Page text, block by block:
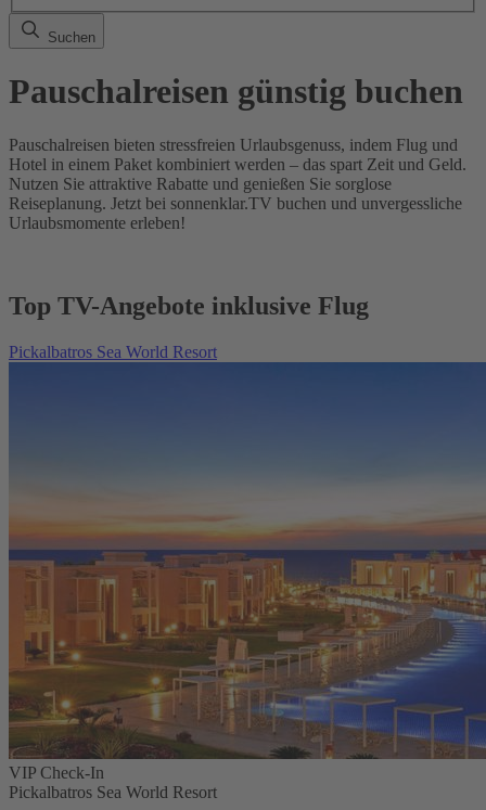
Suchen
Pauschalreisen günstig buchen
Pauschalreisen bieten stressfreien Urlaubsgenuss, indem Flug und
Hotel in einem Paket kombiniert werden – das spart Zeit und Geld.
Nutzen Sie attraktive Rabatte und genießen Sie sorglose
Reiseplanung. Jetzt bei sonnenklar.TV buchen und unvergessliche
Urlaubsmomente erleben!
Top TV-Angebote inklusive Flug
Pickalbatros Sea World Resort
VIP Check-In
Pickalbatros Sea World Resort